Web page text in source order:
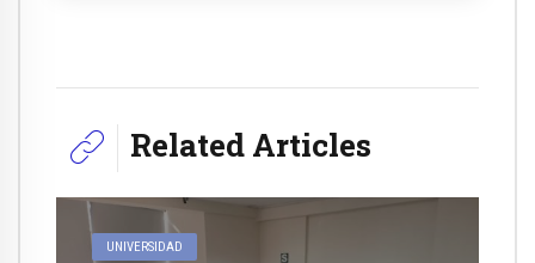
Related Articles
UNIVERSIDAD